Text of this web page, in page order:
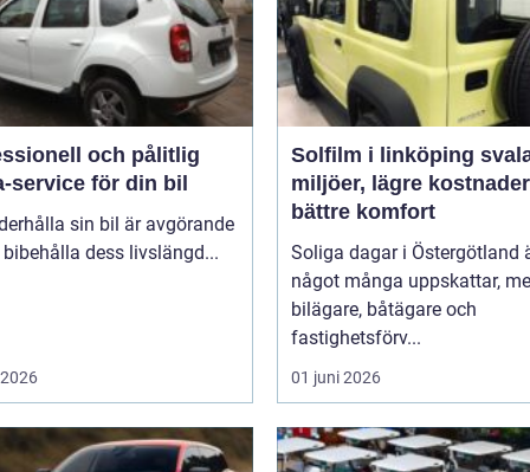
och pålitlig
service för din bil
sin bil är avgörande
dess livslängd...
Solfilm i linköping svalare
miljöer, lägre
bättre komfort
Soliga dagar i Östergötland
något många uppskattar,
bilägare, båtägare och
fastighetsförv...
01 juni 2026